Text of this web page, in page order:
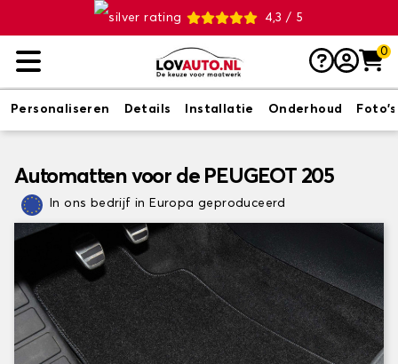
4,3 / 5
0
Personaliseren Details Installatie Onderhoud Foto's
Automatten voor de PEUGEOT 205
In ons bedrijf in Europa geproduceerd